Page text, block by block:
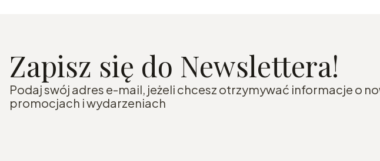
Zapisz się do Newslettera!
Podaj swój adres e-mail, jeżeli chcesz otrzymywać informacje o
promocjach i wydarzeniach